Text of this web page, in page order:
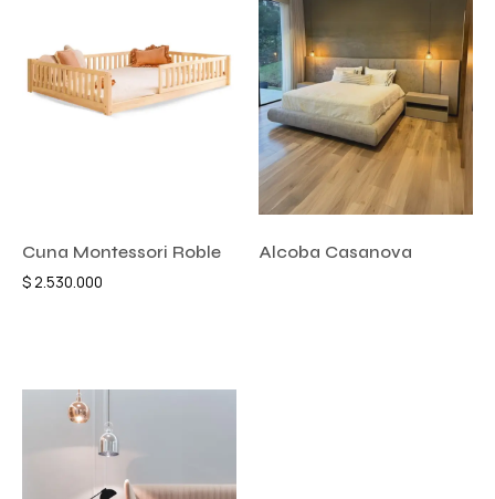
Cuna Montessori Roble
$2.530.000
Alcoba Casanova